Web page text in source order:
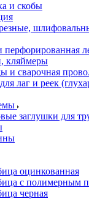
и скобы
кляймеры
и сварочная
лаг и реек
заглушки для
оцинкованная
с полимерным
черная